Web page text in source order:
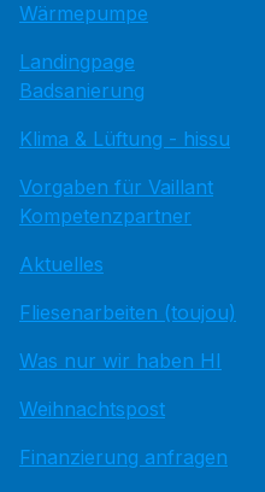
Wärmepumpe
Landingpage
Badsanierung
Klima & Lüftung - hissu
Vorgaben für Vaillant
Kompetenzpartner
Aktuelles
Fliesenarbeiten (toujou)
Was nur wir haben HI
Weihnachtspost
Finanzierung anfragen